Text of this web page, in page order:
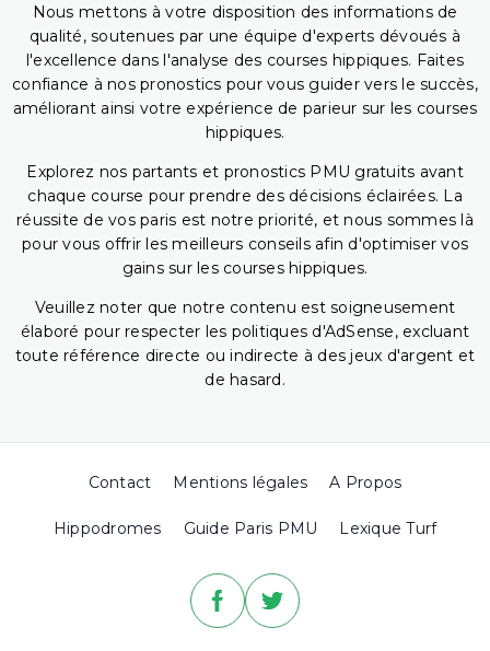
Nous mettons à votre disposition des informations de
qualité, soutenues par une équipe d'experts dévoués à
l'excellence dans l'analyse des courses hippiques. Faites
confiance à nos pronostics pour vous guider vers le succès,
améliorant ainsi votre expérience de parieur sur les courses
hippiques.
Explorez nos partants et pronostics PMU gratuits avant
chaque course pour prendre des décisions éclairées. La
réussite de vos paris est notre priorité, et nous sommes là
pour vous offrir les meilleurs conseils afin d'optimiser vos
gains sur les courses hippiques.
Veuillez noter que notre contenu est soigneusement
élaboré pour respecter les politiques d'AdSense, excluant
toute référence directe ou indirecte à des jeux d'argent et
de hasard.
Contact Mentions légales A Propos
Hippodromes Guide Paris PMU Lexique Turf